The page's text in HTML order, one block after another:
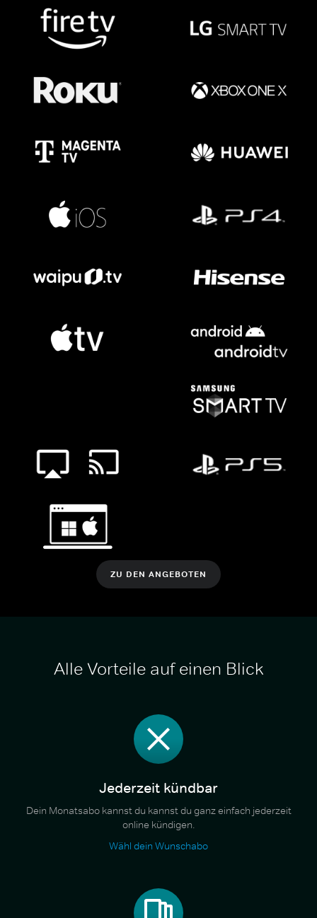
ZU DEN ANGEBOTEN
Alle Vorteile auf einen Blick
Jederzeit kündbar
Dein Monatsabo kannst du kannst du ganz einfach jederzeit
online kündigen.
Wähl dein Wunschabo